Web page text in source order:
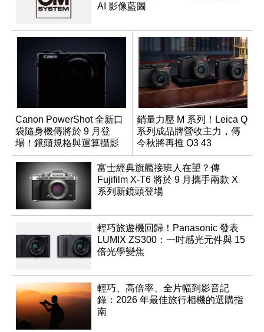
AI 影像藍圖
Canon PowerShot 全新口
袋隨身機傳將於 9 月登
場！鏡頭規格與運算攝影
升級成為焦點
銷量力壓 M 系列！Leica Q
系列成品牌營收主力，傳
今秋將再推 Q3 43
Monochrom
富士經典旗艦接班人在望？傳
Fujifilm X-T6 將於 9 月攜手兩款 X
系列新鏡頭登場
輕巧旅遊機回歸！Panasonic 發表
LUMIX ZS300：一吋感光元件與 15
倍光學變焦
輕巧、高倍率、全片幅到影音記
錄：2026 年最佳旅行相機的選購指
南